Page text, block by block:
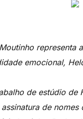
representa
emocional,
de estúdio
de nomes